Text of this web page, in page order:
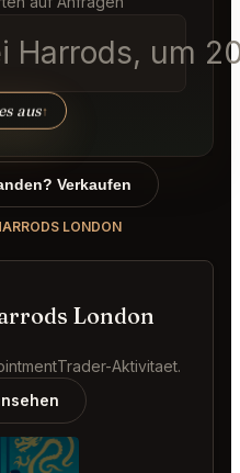
Harrods, um
aus↑
Verkaufen
LONDON
London
Aktivitaet.